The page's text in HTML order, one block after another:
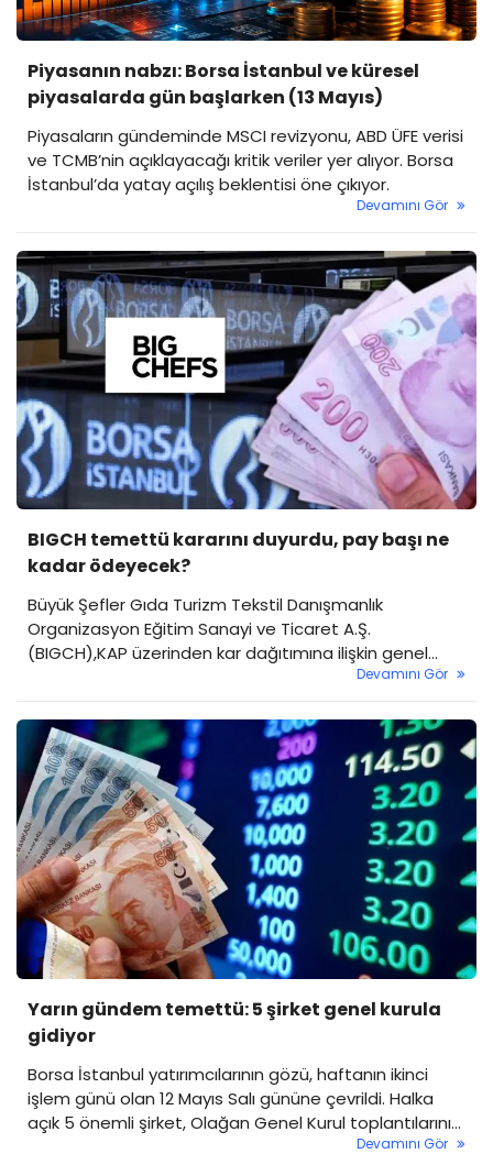
Piyasanın nabzı: Borsa İstanbul ve küresel
piyasalarda gün başlarken (13 Mayıs)
Piyasaların gündeminde MSCI revizyonu, ABD ÜFE verisi
ve TCMB’nin açıklayacağı kritik veriler yer alıyor. Borsa
İstanbul’da yatay açılış beklentisi öne çıkıyor.
Devamını Gör
BIGCH temettü kararını duyurdu, pay başı ne
kadar ödeyecek?
Büyük Şefler Gıda Turizm Tekstil Danışmanlık
Organizasyon Eğitim Sanayi ve Ticaret A.Ş.
(BIGCH),KAP üzerinden kar dağıtımına ilişkin genel
Devamını Gör
Yarın gündem temettü: 5 şirket genel kurula
gidiyor
Borsa İstanbul yatırımcılarının gözü, haftanın ikinci
işlem günü olan 12 Mayıs Salı gününe çevrildi. Halka
açık 5 önemli şirket, Olağan Genel Kurul toplantılarını
Devamını Gör